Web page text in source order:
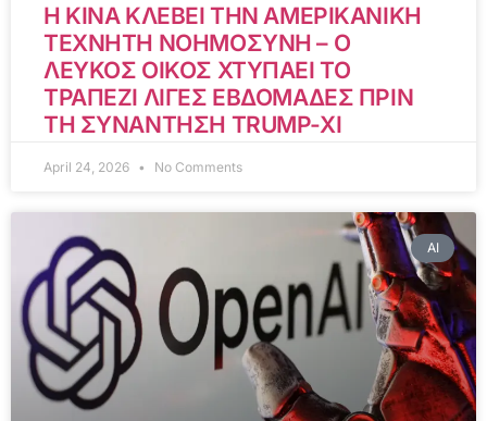
Η ΚΙΝΑ ΚΛΕΒΕΙ ΤΗΝ ΑΜΕΡΙΚΑΝΙΚΗ
ΤΕΧΝΗΤΗ ΝΟΗΜΟΣΥΝΗ – Ο
ΛΕΥΚΟΣ ΟΙΚΟΣ ΧΤΥΠΑΕΙ ΤΟ
ΤΡΑΠΕΖΙ ΛΙΓΕΣ ΕΒΔΟΜΑΔΕΣ ΠΡΙΝ
ΤΗ ΣΥΝΑΝΤΗΣΗ TRUMP-XI
April 24, 2026 No Comments
AI